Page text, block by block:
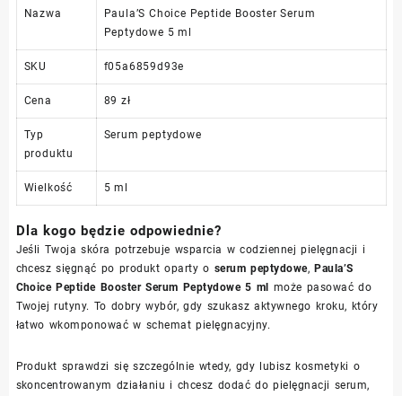
Nazwa
Paula’S Choice Peptide Booster Serum
Peptydowe 5 ml
SKU f05a6859d93e
Cena 89 zł
Typ
produktu
Serum peptydowe
Wielkość 5 ml
Dla kogo będzie odpowiednie?
Jeśli Twoja skóra potrzebuje wsparcia w codziennej pielęgnacji i
chcesz sięgnąć po produkt oparty o serum peptydowe,Paula’S
Choice Peptide Booster Serum Peptydowe 5 ml może pasować do
Twojej rutyny. To dobry wybór, gdy szukasz aktywnego kroku, który
łatwo wkomponować w schemat pielęgnacyjny.
Produkt sprawdzi się szczególnie wtedy, gdy lubisz kosmetyki o
skoncentrowanym działaniu i chcesz dodać do pielęgnacji serum,